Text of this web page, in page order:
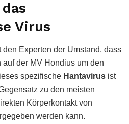
Virus
Experten der Umstand, dass
der MV Hondius um den
spezifische Hantavirus ist
zu den meisten
Körperkontakt von
werden kann.